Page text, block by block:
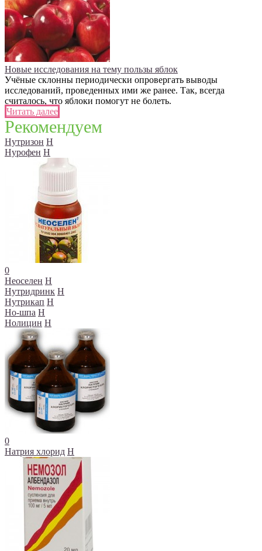
Новые исследования на тему пользы яблок
Учёные склонны периодически опровергать выводы
исследований, проведенных ими же ранее. Так, всегда
считалось, что яблоки помогут не болеть.
Читать далее
Рекомендуем
Нутризон Н
Нурофен Н
0
Неоселен Н
Нутридринк Н
Нутрикап Н
Но-шпа Н
Нолицин Н
0
Натрия хлорид Н